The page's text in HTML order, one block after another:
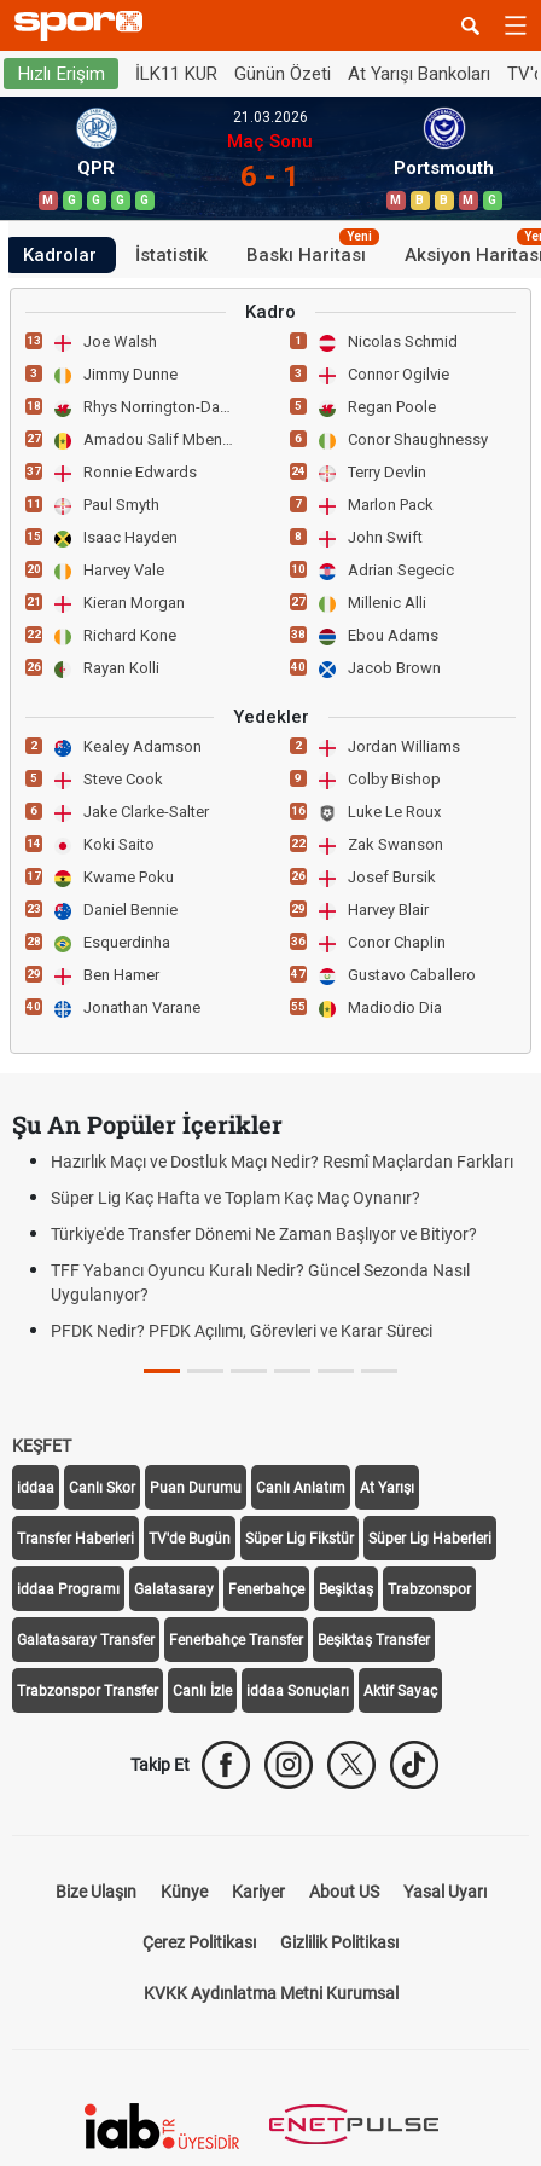
Hızlı Erişim İLK11 KUR Günün Özeti At Yarışı Bankoları
QPR
M G G G G
21.03.2026
Maç Sonu
6 - 1 Portsmouth
M B B M G
Kadrolar İstatistik Baskı Haritası
Yeni
Aksiyon
Kadro
13 Joe Walsh
3 Jimmy Dunne
18 Rhys Norrington-Davies
27 Amadou Salif Mbengue
37 Ronnie Edwards
11 Paul Smyth
15 Isaac Hayden
20 Harvey Vale
21 Kieran Morgan
22 Richard Kone
26 Rayan Kolli
1 Nicolas Schmid
3 Connor Ogilvie
5 Regan Poole
6 Conor Shaughnessy
24 Terry Devlin
7 Marlon Pack
8 John Swift
10 Adrian Segecic
27 Millenic Alli
38 Ebou Adams
40 Jacob Brown
Yedekler
2 Kealey Adamson
5 Steve Cook
6 Jake Clarke-Salter
14 Koki Saito
17 Kwame Poku
23 Daniel Bennie
28 Esquerdinha
29 Ben Hamer
40 Jonathan Varane
2 Jordan Williams
9 Colby Bishop
16 Luke Le Roux
22 Zak Swanson
26 Josef Bursik
29 Harvey Blair
36 Conor Chaplin
47 Gustavo Caballero
55 Madiodio Dia
Şu An Popüler İçerikler
Hazırlık Maçı ve Dostluk Maçı Nedir? Resmî Maçlardan Farkları
Süper Lig Kaç Hafta ve Toplam Kaç Maç Oynanır?
Türkiye'de Transfer Dönemi Ne Zaman Başlıyor ve Bitiyor?
TFF Yabancı Oyuncu Kuralı Nedir? Güncel Sezonda Nasıl
Uygulanıyor?
PFDK Nedir? PFDK Açılımı, Görevleri ve Karar Süreci
KEŞFET
iddaa Canlı Skor Puan Durumu Canlı Anlatım At Yarışı
Transfer Haberleri TV'de Bugün Süper Lig Fikstür Süper Lig Haberleri
iddaa Programı Galatasaray Fenerbahçe Beşiktaş Trabzonspor
Galatasaray Transfer Fenerbahçe Transfer Beşiktaş Transfer
Trabzonspor Transfer Canlı İzle iddaa Sonuçları Aktif Sayaç
Takip Et
Bize Ulaşın Künye Kariyer About US Yasal Uyarı
Çerez Politikası Gizlilik Politikası
KVKK Aydınlatma Metni Kurumsal